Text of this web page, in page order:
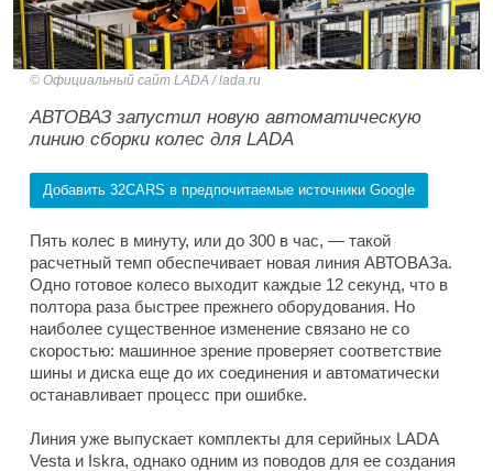
Официальный сайт LADA / lada.ru
АВТОВАЗ запустил новую автоматическую
линию сборки колес для LADA
Добавить 32CARS в предпочитаемые источники Google
Пять колес в минуту, или до 300 в час, — такой
расчетный темп обеспечивает новая линия АВТОВАЗа.
Одно готовое колесо выходит каждые 12 секунд, что в
полтора раза быстрее прежнего оборудования. Но
наиболее существенное изменение связано не со
скоростью: машинное зрение проверяет соответствие
шины и диска еще до их соединения и автоматически
останавливает процесс при ошибке.
Линия уже выпускает комплекты для серийных LADA
Vesta и Iskra, однако одним из поводов для ее создания